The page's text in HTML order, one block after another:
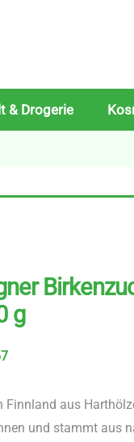
& Drogerie
g
Finnland aus
und stammt aus